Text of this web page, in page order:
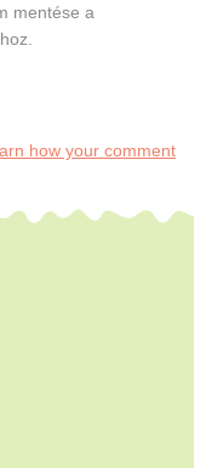
mentése a
how your comment